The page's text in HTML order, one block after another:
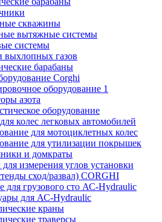
скважины
вытяжные системы
системы
газов
барабаны
Corghi
оборудование 1
азота
оборудование
колес легковых автомобилей
для мотоциклетных колес
для утилизации покрышек
и домкраты
измерения углов установки
сход/развал) CORGHI
для грузового сто АС-Hydraulic
для АС-Hydraulic
краны
траверсы